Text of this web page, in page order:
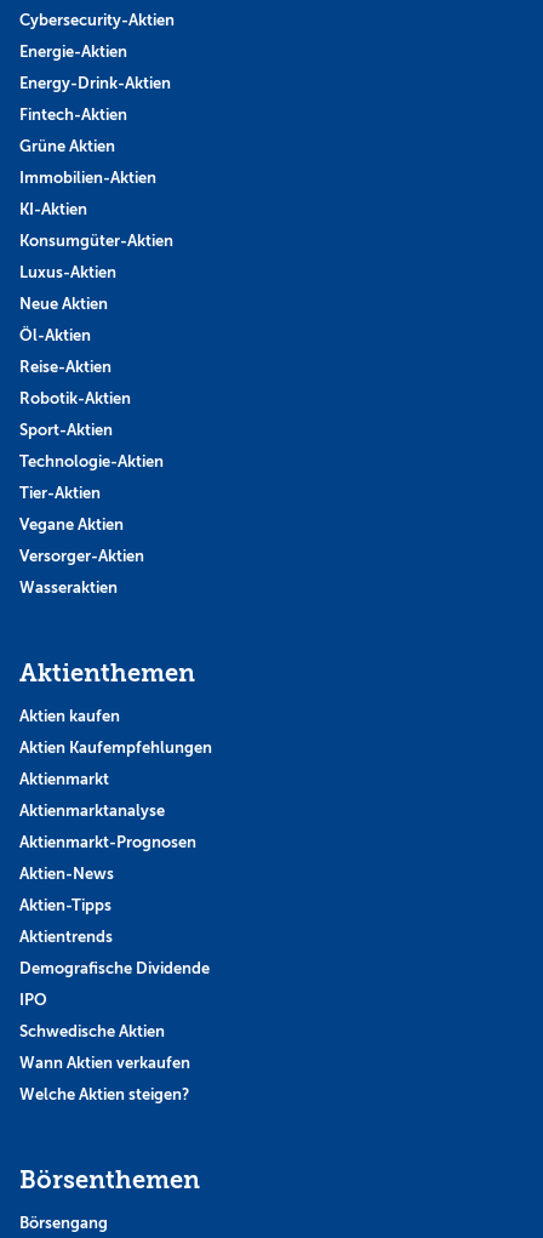
Cybersecurity-Aktien
Energie-Aktien
Energy-Drink-Aktien
Fintech-Aktien
Grüne Aktien
Immobilien-Aktien
KI-Aktien
Konsumgüter-Aktien
Luxus-Aktien
Neue Aktien
Öl-Aktien
Reise-Aktien
Robotik-Aktien
Sport-Aktien
Technologie-Aktien
Tier-Aktien
Vegane Aktien
Versorger-Aktien
Wasseraktien
Aktienthemen
Aktien kaufen
Aktien Kaufempfehlungen
Aktienmarkt
Aktienmarktanalyse
Aktienmarkt-Prognosen
Aktien-News
Aktien-Tipps
Aktientrends
Demografische Dividende
IPO
Schwedische Aktien
Wann Aktien verkaufen
Welche Aktien steigen?
Börsenthemen
Börsengang